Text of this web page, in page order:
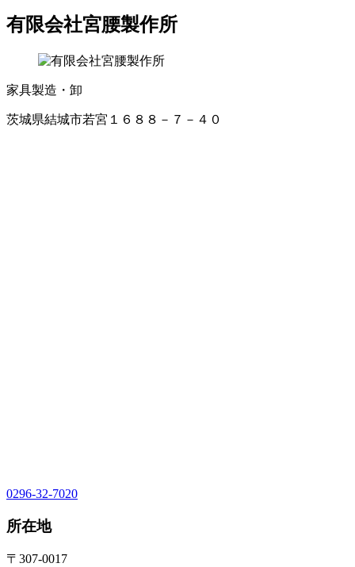
有限会社宮腰製作所
家具製造・卸
茨城県結城市若宮１６８８－７－４０
0296-32-7020
所在地
〒307-0017